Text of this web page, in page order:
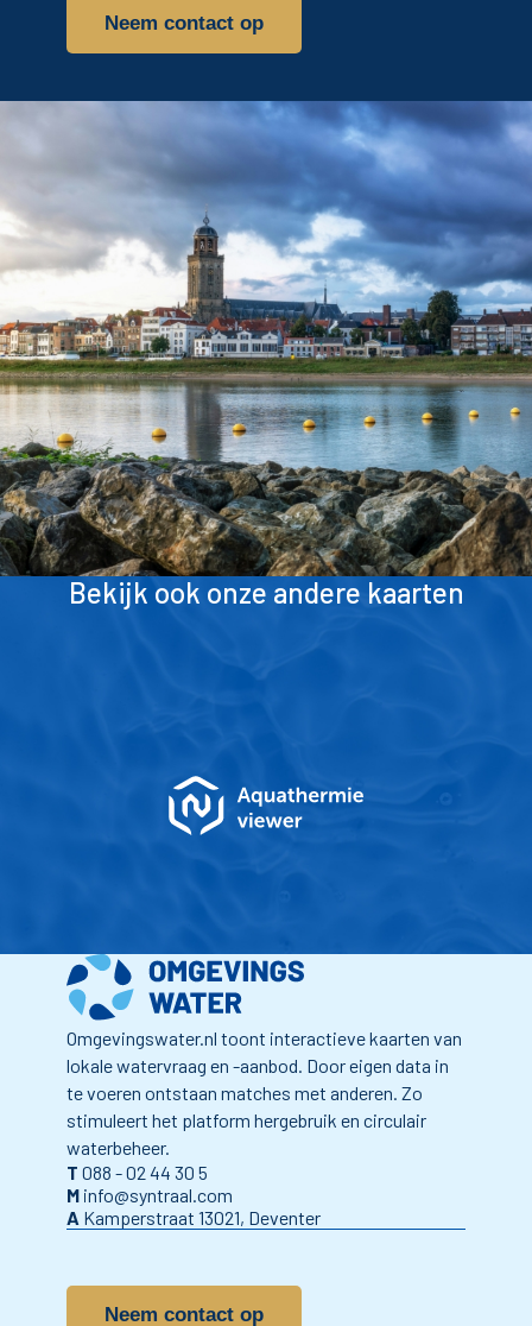
Neem contact op
Bekijk ook onze andere kaarten
Omgevingswater.nl toont interactieve kaarten van
lokale watervraag en -aanbod. Door eigen data in
te voeren ontstaan matches met anderen. Zo
stimuleert het platform hergebruik en circulair
waterbeheer.
T 088 - 02 44 30 5
M info@syntraal.com
A Kamperstraat 13021, Deventer
Neem contact op